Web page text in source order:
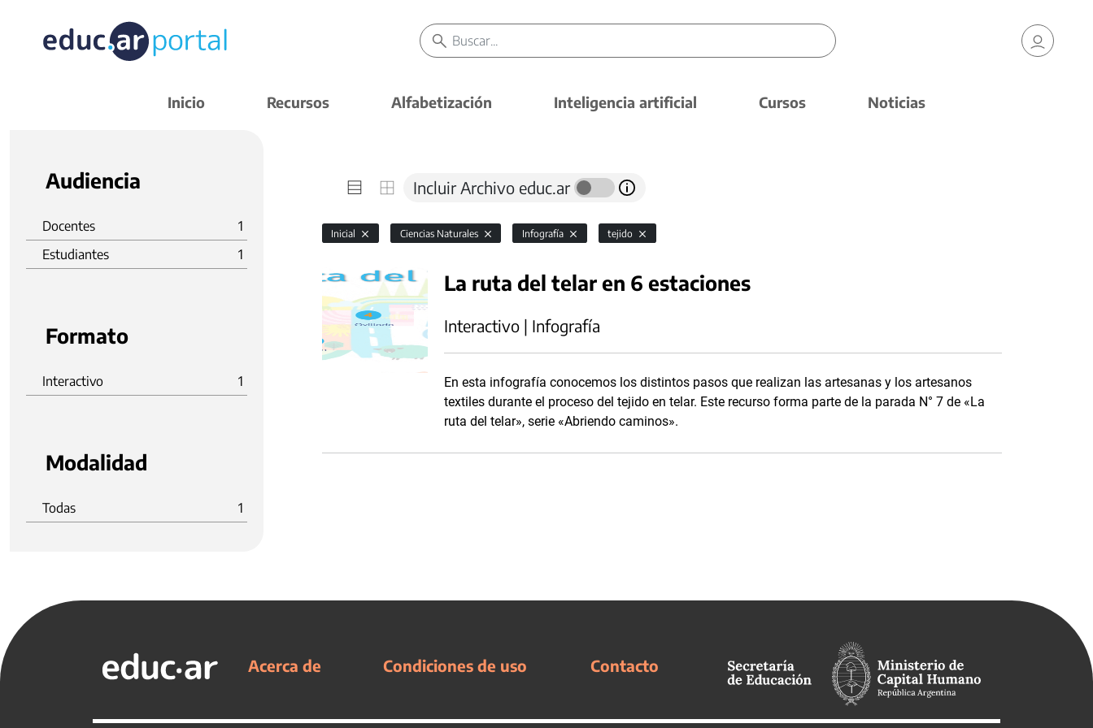
Inicio Recursos Alfabetización Inteligencia artificial Cursos Noticias
Audiencia
Docentes
1
Estudiantes
1
Formato
Interactivo 1
Modalidad
Todas 1
Incluir Archivo educ.ar
Inicial Ciencias Naturales Infografía tejido
La ruta del telar en 6 estaciones
Interactivo | Infografía
En esta infografía conocemos los distintos pasos que realizan las artesanas y los artesanos
textiles durante el proceso del tejido en telar. Este recurso forma parte de la parada N° 7 de «La
ruta del telar», serie «Abriendo caminos».
Acerca de Condiciones de uso Contacto